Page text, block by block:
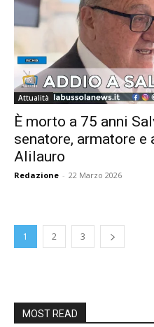
Attualità
È morto a 75 anni
senatore, armatore
Alilauro
Redazione - 22 Marzo 2026
1 2 3
MOST READ